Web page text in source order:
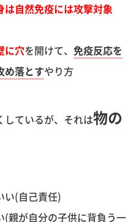
は自然免疫には攻撃対象
に穴を開けて、 免疫反応を
め落とすやり方
しているが、それは物の
い(自己責任)
親が自分の子供に背負う一